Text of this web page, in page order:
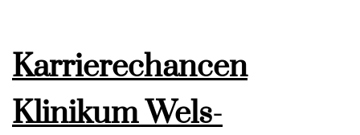
Karrierechancen
Klinikum Wels-